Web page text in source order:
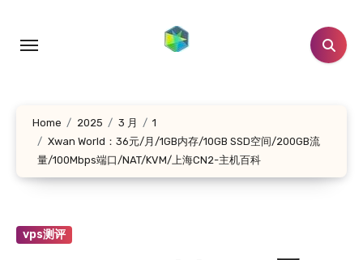
Home 2025 3 月
1
Xwan World：36元/月/1GB内存/10GB SSD空间/200GB流
量/100Mbps端口/NAT/KVM/上海CN2-主机百科
vps测评